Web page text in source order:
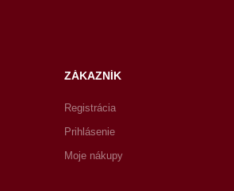
ZÁKAZNÍK
Registrácia
Prihlásenie
Moje nákupy